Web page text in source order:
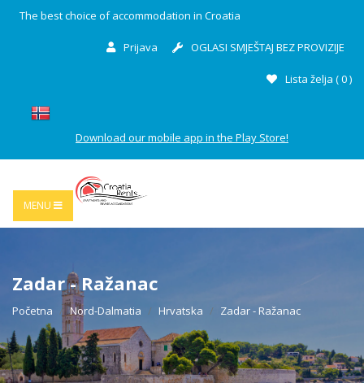
The best choice of accommodation in Croatia
Prijava OGLASI SMJEŠTAJ BEZ PROVIZIJE
Lista želja (0)
Download our mobile app in the Play Store!
MENU
Zadar - Ražanac
Početna Nord-Dalmatia Hrvatska Zadar - Ražanac